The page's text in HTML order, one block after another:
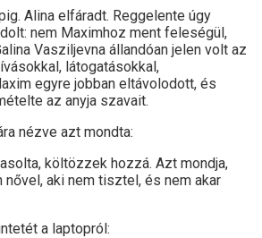
Alina elfáradt. Reggelente úgy
nem Maximhoz ment feleségül,
Vasziljevna állandóan jelen volt az
látogatásokkal,
egyre jobban eltávolodott, és
az anyja szavait.
nézve azt mondta:
költözzek hozzá. Azt mondja,
nővel, aki nem tisztel, és nem akar
a laptopról: